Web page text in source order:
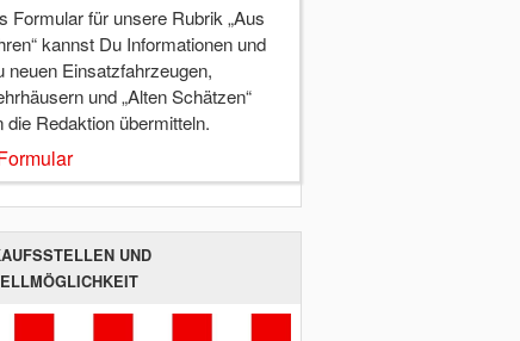
Formular für unsere Rubrik „Aus
kannst Du Informationen und
neuen Einsatzfahrzeugen,
und „Alten Schätzen“
die Redaktion übermitteln.
UND